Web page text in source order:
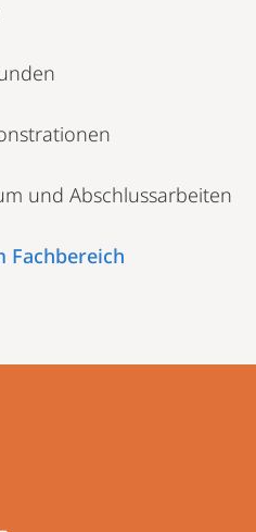
und Abschlussarbeiten
Fachbereich